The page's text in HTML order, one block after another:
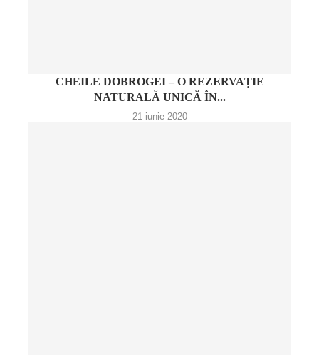
CHEILE DOBROGEI – O REZERVAȚIE
NATURALĂ UNICĂ ÎN...
21 iunie 2020